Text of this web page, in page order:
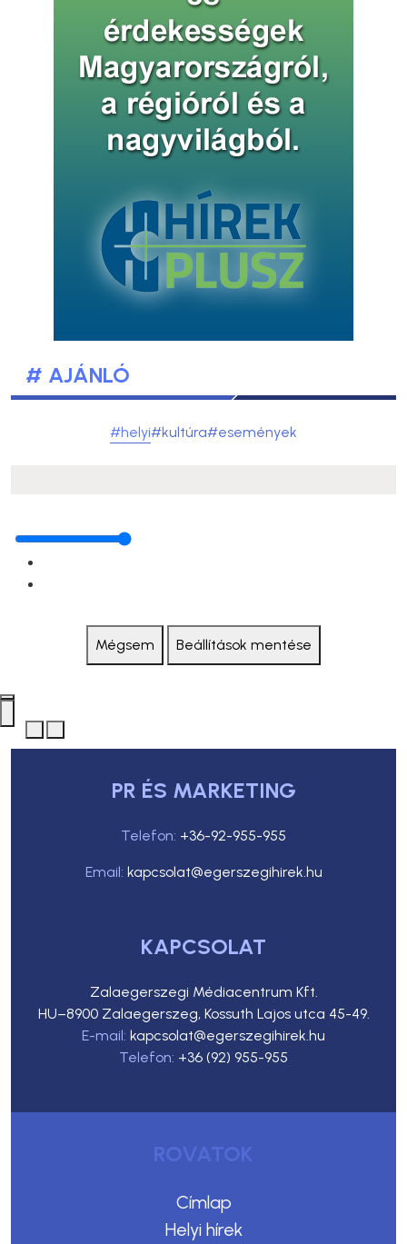
# AJÁNLÓ
#helyi#kultúra#események
Mégsem Beállítások mentése
PR ÉS MARKETING
Telefon: +36-92-955-955
Email: kapcsolat@egerszegihirek.hu
KAPCSOLAT
Zalaegerszegi Médiacentrum Kft.
HU–8900 Zalaegerszeg, Kossuth Lajos utca 45-49.
E-mail: kapcsolat@egerszegihirek.hu
Telefon: +36 (92) 955-955
ROVATOK
Címlap
Helyi hírek